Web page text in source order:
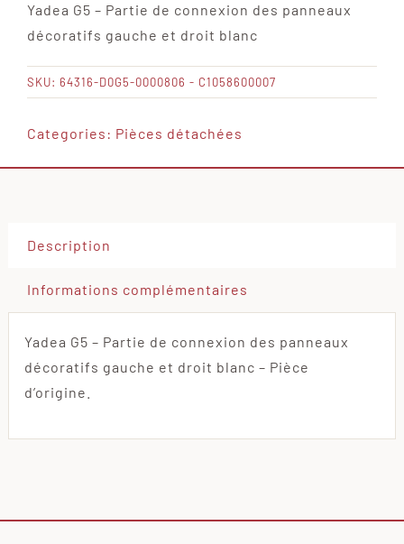
-
Partie
de
connexion
décoratifs
droit
Yadea G5 – Partie de connexion des panneaux
décoratifs gauche et droit blanc
SKU: 64316-D0G5-0000806 - C1058600007
Categories: Pièces détachées
Description
Informations complémentaires
Yadea G5 – Partie de connexion des panneaux
décoratifs gauche et droit blanc – Pièce
d’origine.